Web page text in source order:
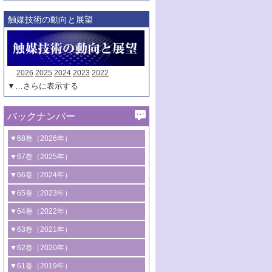
触媒技術の動向と展望
2026 2025 2024 2023 2022
▼…さらに表示する
バックナンバー
▼68巻（2026年）
1号 過酸化水素合成に関する研究動向
2号 コンピューター技術により加速する
触媒開発
3号 有機分子変換やCO 資源化のための
光触媒に関する最近の研究
B号 第137回触媒討論会（2026年）
▼67巻（2025年）
1号 CO
水素化によるグリーン燃料/グリ
ーンケミカル製造
2号 水素製造のための水分解技術に関す
る最近の研究
3号 オレフィン系樹脂の精密合成に関す
る最新技術
4号 アルコール類の効率的変換を実現す
▼66巻（2024年）
1号 低次元ナノ構造を有する触媒材料
2号 規制反応場を活用した固体触媒研究
の新展開
3号 未踏分子変換を目指した酸化触媒プ
ロセスの最前線
4号 シンクロトロン放射光および中性子
▼65巻（2023年）
1号 炭素が関わる触媒機能
2号 プラスチックケミカルリサイクルの
ための触媒技術
3号 非酸化物系金属化合物を基盤とした
▼64巻（2022年）
1号 合成ガス製造とCOを用いるケミカル
ズ合成の最新動向
2号 化学品合成のための合金触媒開発
▼63巻（2021年）
1号 金触媒の新展開
2号 ペロブスカイト
▼62巻（2020年）
1号 触媒設計を拓く欠陥構造のキャラク
▼61巻（2019年）